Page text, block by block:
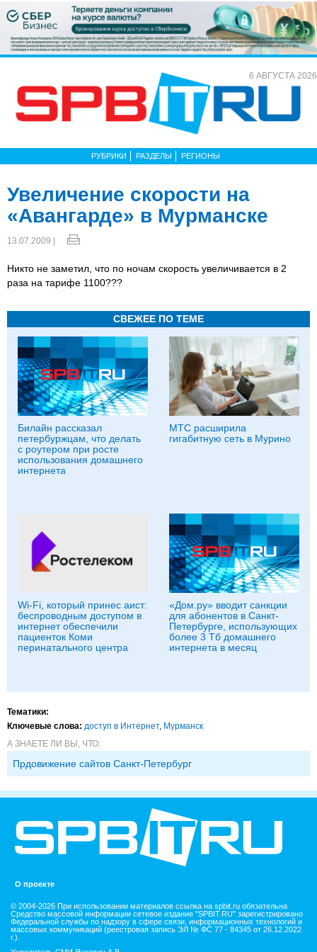
6 АВГУСТА 2026
РУБРИКИ РАЗДЕЛЫ РЕГИОНЫ
Увеличение скорости на
«Авангарде» в Мурманске
13.07.2009 |
Никто не заметил, что по ночам скорость увеличивается в 2
раза на тарифе 1100???
СВЕЖЕЕ ПО ТЕМЕ
Билайн рассказал
петербуржцам, что делать
с роутером при росте
использования домашнего
интернета
МТС расширила
гигабитную сеть в Мурино
Wi-Fi, который принес аист:
беспроводным доступом в
интернет обеспечили
пациенток Коми
перинатального центра
«Дом.ру» вводит санкции
для абонентов в Санкт-
Петербурге, использующих
более 3 Тб домашнего
интернета в месяц
Тематики:
Ключевые слова: доступ в Интернет, Мурманск
А ЗНАЕТЕ ЛИ ВЫ, ЧТО:
Прдовижение сайтов Санкт-Петербург
О проекте
© 2004-2026 При использовании материалов ссылка на spbit.ru обязательна
Средство массовой информации сетевое издание "SPBIT.RU" зарегистрировано
Федеральной службы по надзору в сфере связи, информационных технологий и
массовых коммуникаций (реестровая запись ЭЛ № ФС 77 - 84345 от 26.12.2022
г.).